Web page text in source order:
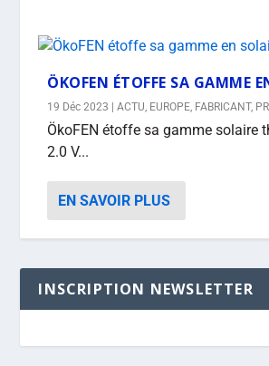
ÖKOFEN ÉTOFFE SA GAMME
19 Déc 2023 |ACTU, EUROPE, FABRICANT,
ÖkoFEN étoffe sa gamme solaire
2.0 V...
EN SAVOIR PLUS
INSCRIPTION NEWSLETTER